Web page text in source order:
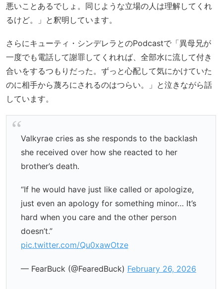
悪いことあるでしょ。同じような立場の人は理解してくれ
るけど。」と釈明しています。
さらにキューティ・シンデレラとのPodcastで「異母兄が
一度でも電話して謝罪してくれれば、全部水に流して付き
合いをするつもりだった。ずっと心配して気にかけていた
のに相手から蔑ろにされるのはつらい。」と泣きながら話
しています。
Valkyrae cries as she responds to the backlash
she received over how she reacted to her
brother’s death.
“If he would have just like called or apologize,
just even an apology for something minor… It’s
hard when you care and the other person
doesn’t.”
pic.twitter.com/Qu0xawOtze
— FearBuck (@FearedBuck) February 26, 2026